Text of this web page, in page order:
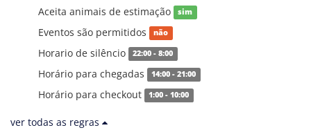
Aceita animais de estimação sim
Eventos são permitidos não
Horario de silêncio 22:00 - 8:00
Horário para chegadas 14:00 - 21:00
Horário para checkout 1:00 - 10:00
ver todas as regras